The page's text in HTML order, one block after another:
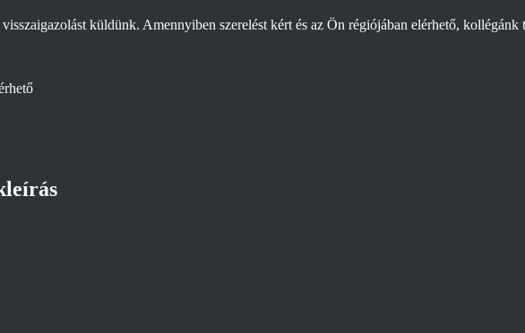
küldünk. Amennyiben szerelést kért és az Ön régiójában elérhető,